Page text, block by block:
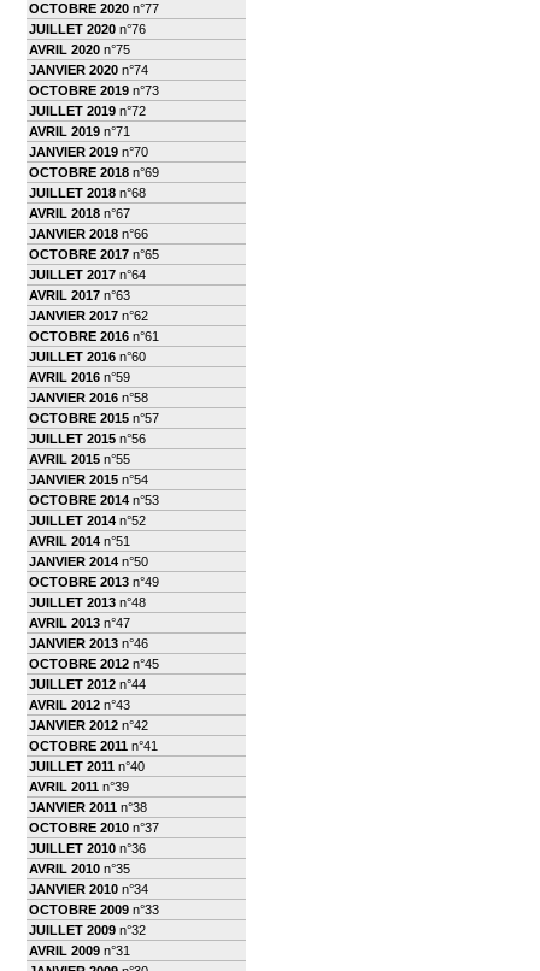
OCTOBRE 2020 n°77
JUILLET 2020 n°76
AVRIL 2020 n°75
JANVIER 2020 n°74
OCTOBRE 2019 n°73
JUILLET 2019 n°72
AVRIL 2019 n°71
JANVIER 2019 n°70
OCTOBRE 2018 n°69
JUILLET 2018 n°68
AVRIL 2018 n°67
JANVIER 2018 n°66
OCTOBRE 2017 n°65
JUILLET 2017 n°64
AVRIL 2017 n°63
JANVIER 2017 n°62
OCTOBRE 2016 n°61
JUILLET 2016 n°60
AVRIL 2016 n°59
JANVIER 2016 n°58
OCTOBRE 2015 n°57
JUILLET 2015 n°56
AVRIL 2015 n°55
JANVIER 2015 n°54
OCTOBRE 2014 n°53
JUILLET 2014 n°52
AVRIL 2014 n°51
JANVIER 2014 n°50
OCTOBRE 2013 n°49
JUILLET 2013 n°48
AVRIL 2013 n°47
JANVIER 2013 n°46
OCTOBRE 2012 n°45
JUILLET 2012 n°44
AVRIL 2012 n°43
JANVIER 2012 n°42
OCTOBRE 2011 n°41
JUILLET 2011 n°40
AVRIL 2011 n°39
JANVIER 2011 n°38
OCTOBRE 2010 n°37
JUILLET 2010 n°36
AVRIL 2010 n°35
JANVIER 2010 n°34
OCTOBRE 2009 n°33
JUILLET 2009 n°32
AVRIL 2009 n°31